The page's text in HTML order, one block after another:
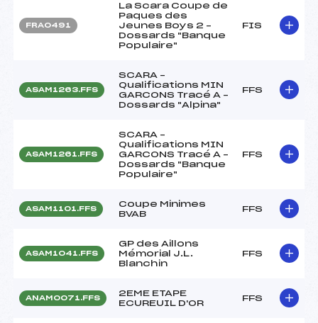
FRA0491
La Scara Coupe de
Paques des
Jeunes Boys 2 –
Dossards "Banque
Populaire"
FIS
ASAM1263.FFS
SCARA –
Qualifications MIN
GARCONS Tracé A –
Dossards "Alpina"
FFS
ASAM1261.FFS
SCARA –
Qualifications MIN
GARCONS Tracé A –
Dossards "Banque
Populaire"
FFS
ASAM1101.FFS
Coupe Minimes
BVAB
FFS
ASAM1041.FFS
GP des Aillons
Mémorial J.L.
Blanchin
FFS
ANAM0071.FFS
2EME ETAPE
ECUREUIL D'OR
FFS